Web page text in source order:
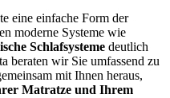
eine einfache Form der
moderne Systeme wie
Schlafsysteme deutlich
beraten wir Sie umfassend zu
mit Ihnen heraus,
Matratze und Ihrem